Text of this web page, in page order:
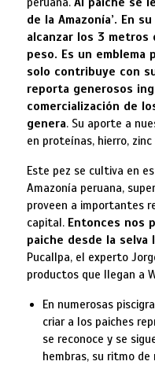
de la Amazonía’. En
alcanzar los 3
peso. Es un emblema
solo contribuye con
reporta generosos
comercialización de
genera. Su aporte a
en proteínas, hierro, zinc
Este pez se cultiva en
Amazonía peruana,
proveen a importantes
capital. Entonces nos
paiche desde la selva
Pucallpa, el experto
productos que llegan a
En numerosas
criar a los paiches
se reconoce y se
hembras, su ritmo de